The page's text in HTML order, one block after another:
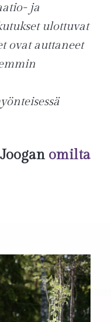
ja
ulottuvat
ovat auttaneet
omilta